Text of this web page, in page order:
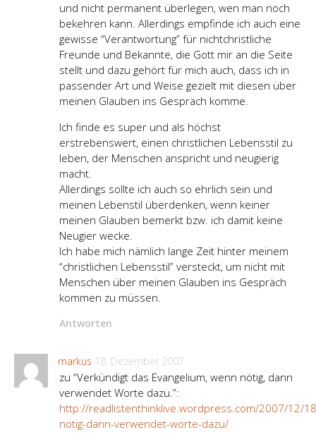
und nicht permanent überlegen, wen man noch
bekehren kann. Allerdings empfinde ich auch eine
gewisse “Verantwortung” für nichtchristliche
Freunde und Bekannte, die Gott mir an die Seite
stellt und dazu gehört für mich auch, dass ich in
passender Art und Weise gezielt mit diesen über
meinen Glauben ins Gespräch komme.
Ich finde es super und als höchst
erstrebenswert, einen christlichen Lebensstil zu
leben, der Menschen anspricht und neugierig
macht.
Allerdings sollte ich auch so ehrlich sein und
meinen Lebenstil überdenken, wenn keiner
meinen Glauben bemerkt bzw. ich damit keine
Neugier wecke.
Ich habe mich nämlich lange Zeit hinter meinem
“christlichen Lebensstil” versteckt, um nicht mit
Menschen über meinen Glauben ins Gespräch
kommen zu müssen.
Antworten
markus 18. Dezember 2007
zu “Verkündigt das Evangelium, wenn nötig, dann
verwendet Worte dazu.”:
http://readlistenthinklive.wordpress.com/2007/12/
notig-dann-verwendet-worte-dazu/